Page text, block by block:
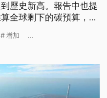
歷史新高。報告中也提
全球剩下的碳預算，大
增加 ...